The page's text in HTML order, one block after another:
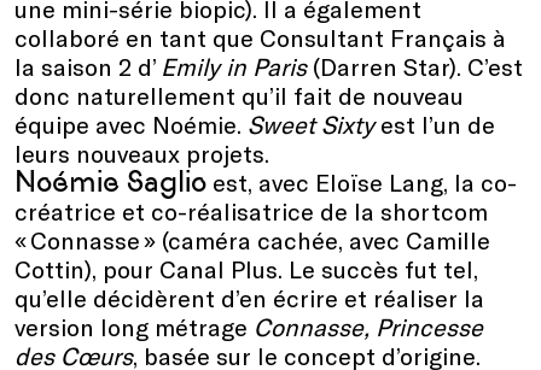
une mini-série biopic). Il a également
collaboré en tant que Consultant Français à
la saison 2 d’ Emily in Paris(Darren Star). C’est
donc naturellement qu’il fait de nouveau
équipe avec Noémie. Sweet Sixtyest l’un de
leurs nouveaux projets.
Noémie Saglio est, avec Eloïse Lang, la co-
créatrice et co-réalisatrice de la shortcom
« Connasse » (caméra cachée, avec Camille
Cottin), pour Canal Plus. Le succès fut tel,
qu’elle décidèrent d’en écrire et réaliser la
version long métrage Connasse, Princesse
des Cœurs, basée sur le concept d’origine.